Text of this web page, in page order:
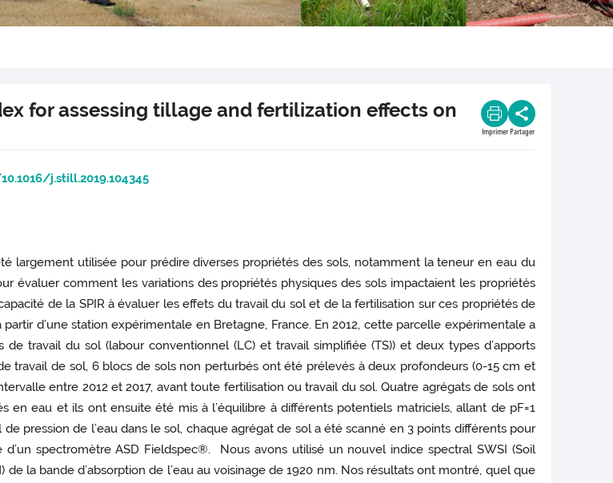
for assessing tillage and fertilization effects on
Imprimer Partager
j.still.2019.104345
largement utilisée pour prédire diverses propriétés des sols, notamment la teneur en eau du
évaluer comment les variations des propriétés physiques des sols impactaient les propriétés
de la SPIR à évaluer les effets du travail du sol et de la fertilisation sur ces propriétés de
d’une station expérimentale en Bretagne, France. En 2012, cette parcelle expérimentale a
travail du sol (labour conventionnel (LC) et travail simplifiée (TS)) et deux types d’apports
travail de sol, 6 blocs de sols non perturbés ont été prélevés à deux profondeurs (0-15 cm et
entre 2012 et 2017, avant toute fertilisation ou travail du sol. Quatre agrégats de sols ont
en eau et ils ont ensuite été mis à l’équilibre à différents potentiels matriciels, allant de pF=1
pression de l’eau dans le sol, chaque agrégat de sol a été scanné en 3 points différents pour
spectromètre ASD Fieldspec®. Nous avons utilisé un nouvel indice spectral SWSI (Soil
la bande d’absorption de l’eau au voisinage de 1920 nm. Nos résultats ont montré, quel que